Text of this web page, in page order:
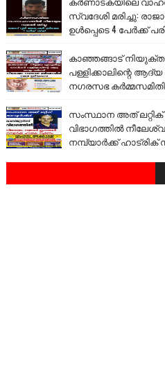
സ്വദേശി മരിച്ചു:
ഉൾപ്പെടെ 4 പേർക്ക്
കാഞ്ഞങ്ങാട്
പള്ളിക്കാലിന്റെ
നഗരസഭ
സംസ്ഥാന അത് ലറ്റിക്
വിഭാഗത്തിൽ
നമ്പ്യാർക്ക്